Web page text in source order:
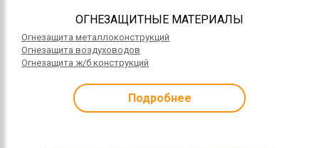
ОГНЕЗАЩИТНЫЕ МАТЕРИАЛЫ
Огнезащита металлоконструкций
Огнезащита воздуховодов
Огнезащита ж/б конструкций
Подробнее